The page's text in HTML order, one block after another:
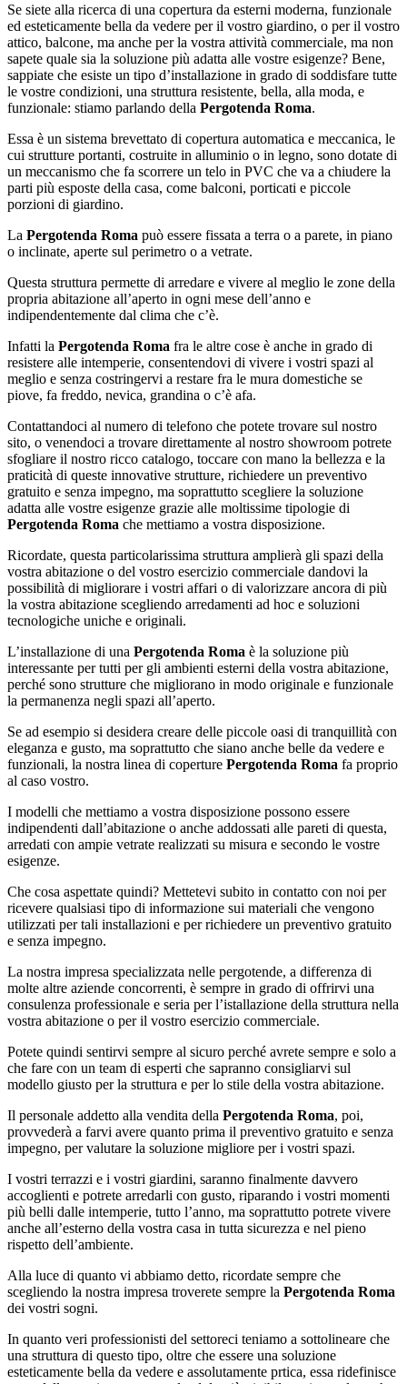
Se siete alla ricerca di una copertura da esterni moderna, funzionale
ed esteticamente bella da vedere per il vostro giardino, o per il vostro
attico, balcone, ma anche per la vostra attività commerciale, ma non
sapete quale sia la soluzione più adatta alle vostre esigenze? Bene,
sappiate che esiste un tipo d’installazione in grado di soddisfare tutte
le vostre condizioni, una struttura resistente, bella, alla moda, e
funzionale: stiamo parlando della Pergotenda Roma.
Essa è un sistema brevettato di copertura automatica e meccanica, le
cui strutture portanti, costruite in alluminio o in legno, sono dotate di
un meccanismo che fa scorrere un telo in PVC che va a chiudere la
parti più esposte della casa, come balconi, porticati e piccole
porzioni di giardino.
La Pergotenda Roma può essere fissata a terra o a parete, in piano
o inclinate, aperte sul perimetro o a vetrate.
Questa struttura permette di arredare e vivere al meglio le zone della
propria abitazione all’aperto in ogni mese dell’anno e
indipendentemente dal clima che c’è.
Infatti la Pergotenda Roma fra le altre cose è anche in grado di
resistere alle intemperie, consentendovi di vivere i vostri spazi al
meglio e senza costringervi a restare fra le mura domestiche se
piove, fa freddo, nevica, grandina o c’è afa.
Contattandoci al numero di telefono che potete trovare sul nostro
sito, o venendoci a trovare direttamente al nostro showroom potrete
sfogliare il nostro ricco catalogo, toccare con mano la bellezza e la
praticità di queste innovative strutture, richiedere un preventivo
gratuito e senza impegno, ma soprattutto scegliere la soluzione
adatta alle vostre esigenze grazie alle moltissime tipologie di
Pergotenda Roma che mettiamo a vostra disposizione.
Ricordate, questa particolarissima struttura amplierà gli spazi della
vostra abitazione o del vostro esercizio commerciale dandovi la
possibilità di migliorare i vostri affari o di valorizzare ancora di più
la vostra abitazione scegliendo arredamenti ad hoc e soluzioni
tecnologiche uniche e originali.
L’installazione di una Pergotenda Roma è la soluzione più
interessante per tutti per gli ambienti esterni della vostra abitazione,
perché sono strutture che migliorano in modo originale e funzionale
la permanenza negli spazi all’aperto.
Se ad esempio si desidera creare delle piccole oasi di tranquillità con
eleganza e gusto, ma soprattutto che siano anche belle da vedere e
funzionali, la nostra linea di coperture Pergotenda Roma fa proprio
al caso vostro.
I modelli che mettiamo a vostra disposizione possono essere
indipendenti dall’abitazione o anche addossati alle pareti di questa,
arredati con ampie vetrate realizzati su misura e secondo le vostre
esigenze.
Che cosa aspettate quindi? Mettetevi subito in contatto con noi per
ricevere qualsiasi tipo di informazione sui materiali che vengono
utilizzati per tali installazioni e per richiedere un preventivo gratuito
e senza impegno.
La nostra impresa specializzata nelle pergotende, a differenza di
molte altre aziende concorrenti, è sempre in grado di offrirvi una
consulenza professionale e seria per l’istallazione della struttura nella
vostra abitazione o per il vostro esercizio commerciale.
Potete quindi sentirvi sempre al sicuro perché avrete sempre e solo a
che fare con un team di esperti che sapranno consigliarvi sul
modello giusto per la struttura e per lo stile della vostra abitazione.
Il personale addetto alla vendita della Pergotenda Roma, poi,
provvederà a farvi avere quanto prima il preventivo gratuito e senza
impegno, per valutare la soluzione migliore per i vostri spazi.
I vostri terrazzi e i vostri giardini, saranno finalmente davvero
accoglienti e potrete arredarli con gusto, riparando i vostri momenti
più belli dalle intemperie, tutto l’anno, ma soprattutto potrete vivere
anche all’esterno della vostra casa in tutta sicurezza e nel pieno
rispetto dell’ambiente.
Alla luce di quanto vi abbiamo detto, ricordate sempre che
scegliendo la nostra impresa troverete sempre la Pergotenda Roma
dei vostri sogni.
In quanto veri professionisti del settoreci teniamo a sottolineare che
una struttura di questo tipo, oltre che essere una soluzione
esteticamente bella da vedere e assolutamente prtica, essa ridefinisce